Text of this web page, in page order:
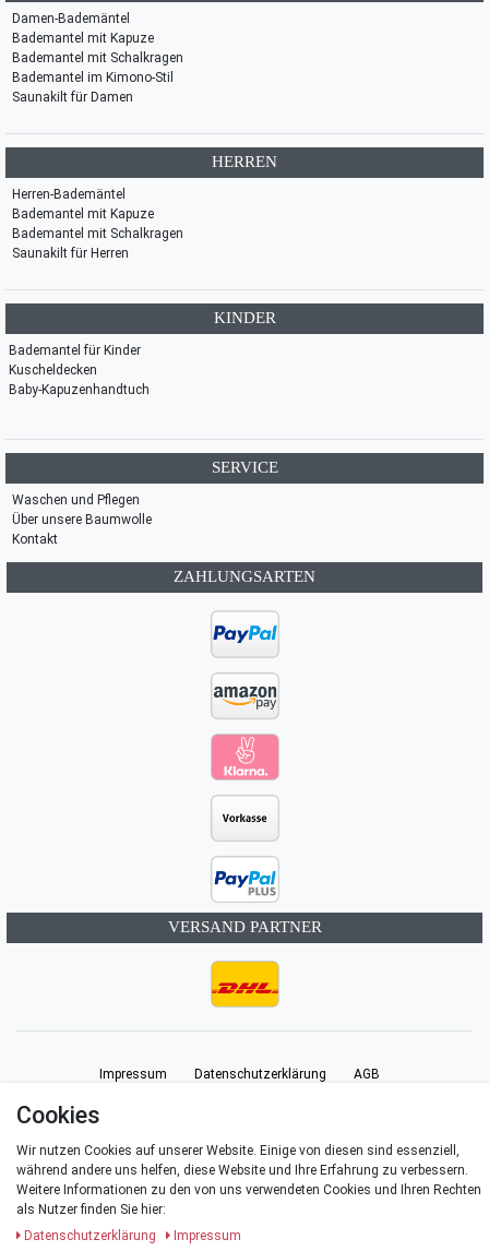
Damen-Bademäntel
Bademantel mit Kapuze
Bademantel mit Schalkragen
Bademantel im Kimono-Stil
Saunakilt für Damen
HERREN
Herren-Bademäntel
Bademantel mit Kapuze
Bademantel mit Schalkragen
Saunakilt für Herren
KINDER
Bademantel für Kinder
Kuscheldecken
Baby-Kapuzenhandtuch
SERVICE
Waschen und Pflegen
Über unsere Baumwolle
Kontakt
ZAHLUNGSARTEN
VERSAND PARTNER
Impressum Daten­schutz­erklärung AGB
Kontakt
Cookies
Wir nutzen Cookies auf unserer Website. Einige von diesen sind essenziell,
während andere uns helfen, diese Website und Ihre Erfahrung zu verbessern.
Weitere Informationen zu den von uns verwendeten Cookies und Ihren Rechten
als Nutzer finden Sie hier:
Daten­schutz­erklärung
Impressum